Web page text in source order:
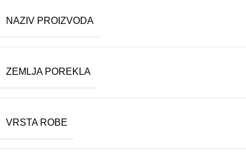
NAZIV PROIZVODA
ZEMLJA POREKLA
VRSTA ROBE